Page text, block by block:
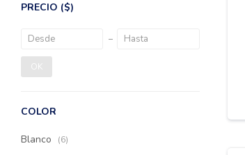
PRECIO ($)
OK
COLOR
Blanco (6)